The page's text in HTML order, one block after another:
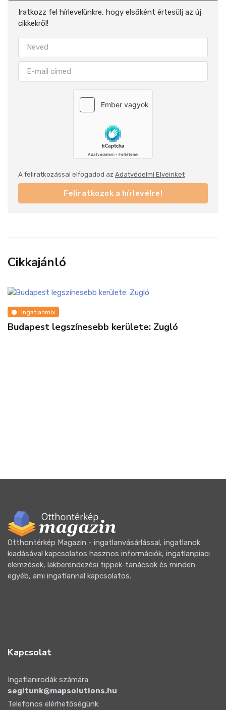
Iratkozz fel hírlevelünkre, hogy elsőként értesülj az új
cikkekről!
A feliratkozással elfogadod az Adatvédelmi Elveinket
Feliratkozok a hírlevélre!
Cikkajánló
Otthontérkép Magazin - ingatlanvásárlással, ingatlanok
kiadásával kapcsolatos hasznos információk, ingatlanpiaci
elemzések, lakberendezési tippek-tanácsok és minden
egyéb, ami ingatlannal kapcsolatos.
Kapcsolat
Ingatlanirodák számára:
segitunk@mapsolutions.hu
Telefonos elérhetőségünk: